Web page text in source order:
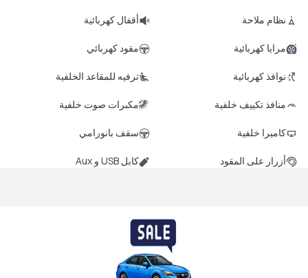
نظام ملاحة أقفال كهربائية
مرايا كهربائية مقود كهربائي
نوافذ كهربائية ترفيه للمقاعد الخلفية
منافذ تكييف خلفية مكبرات صوت خلفية
كاميرا خلفية سقف بانورامي
أزرار على المقود كابل USB و Aux